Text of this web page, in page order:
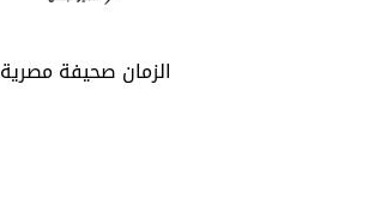
الزمان صحيفة مصرية